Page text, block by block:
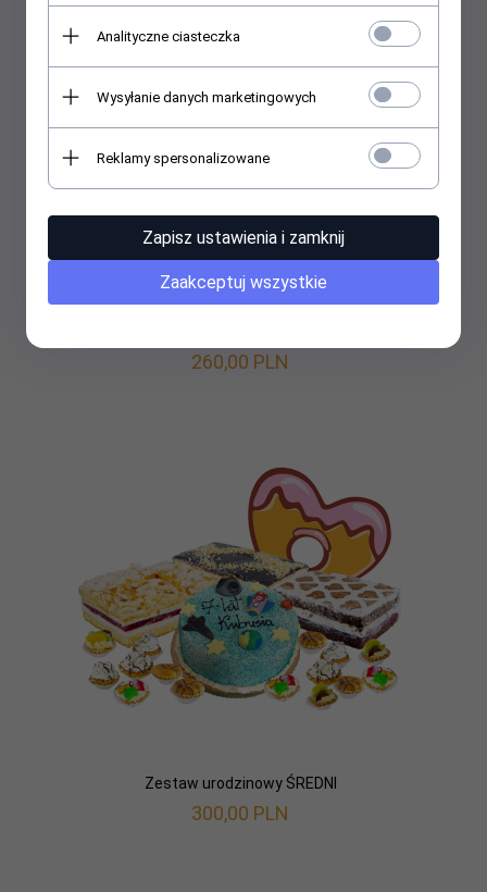
260,00 PLN
Zestaw urodzinowy ŚREDNI
300,00 PLN
Analityczne ciasteczka
Wysyłanie danych marketingowych
Reklamy spersonalizowane
Zapisz ustawienia i zamknij
Zaakceptuj wszystkie